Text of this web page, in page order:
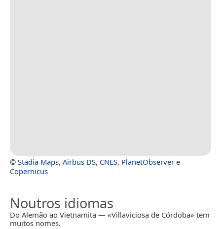
© Stadia Maps, Airbus DS, CNES, PlanetObserver e
Copernicus
Noutros idiomas
Do Alemão ao Vietnamita — «Villaviciosa de Córdoba» tem
muitos nomes.